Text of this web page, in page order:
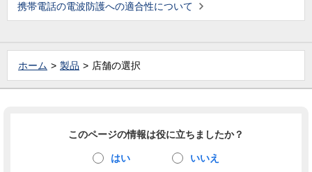
携帯電話の電波防護への適合性について
ホーム 製品 店舗の選択
このページの情報は役に立ちましたか？
はい いいえ